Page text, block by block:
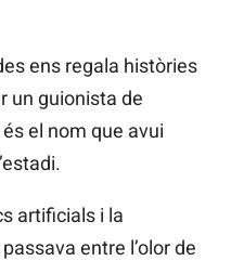
ens regala històries
un guionista de
és el nom que avui
artificials i la
entre l’olor de